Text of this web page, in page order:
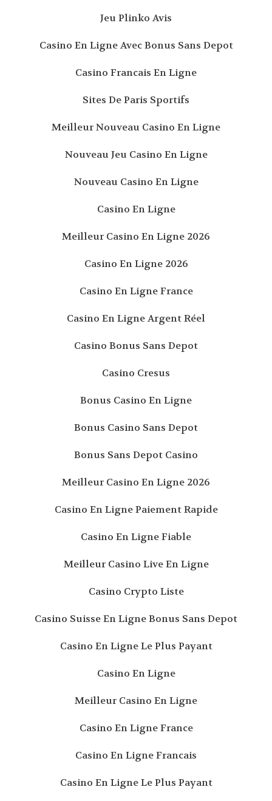
Jeu Plinko Avis
Casino En Ligne Avec Bonus Sans Depot
Casino Francais En Ligne
Sites De Paris Sportifs
Meilleur Nouveau Casino En Ligne
Nouveau Jeu Casino En Ligne
Nouveau Casino En Ligne
Casino En Ligne
Meilleur Casino En Ligne 2026
Casino En Ligne 2026
Casino En Ligne France
Casino En Ligne Argent Réel
Casino Bonus Sans Depot
Casino Cresus
Bonus Casino En Ligne
Bonus Casino Sans Depot
Bonus Sans Depot Casino
Meilleur Casino En Ligne 2026
Casino En Ligne Paiement Rapide
Casino En Ligne Fiable
Meilleur Casino Live En Ligne
Casino Crypto Liste
Casino Suisse En Ligne Bonus Sans Depot
Casino En Ligne Le Plus Payant
Casino En Ligne
Meilleur Casino En Ligne
Casino En Ligne France
Casino En Ligne Francais
Casino En Ligne Le Plus Payant